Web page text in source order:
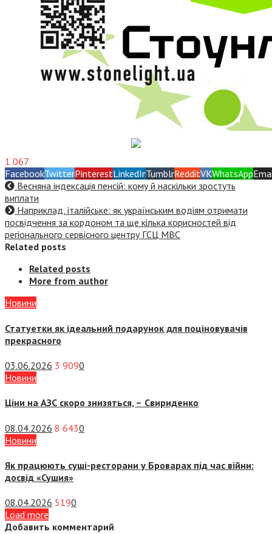
1 067
FacebookTwitterPinterestLinkedInTumblrRedditVKWhatsApp
Весняна індексація пенсій: кому й наскільки зростуть
виплати
Наприклад, італійське: як українським водіям отримати
посвідчення за кордоном та ще кілька корисностей від
регіонального сервісного центру ГСЦ МВС
Related posts
Related posts
More from author
Новини
Статуетки як ідеальний подарунок для поціновувачів
прекрасного
03.06.2026 3 9090
Новини
Ціни на АЗС скоро знизяться, – Свириденко
08.04.2026 8 6430
Новини
Як працюють суші-ресторани у Броварах під час війни:
досвід «Сушия»
08.04.2026 5190
Load more
Добавить комментарий